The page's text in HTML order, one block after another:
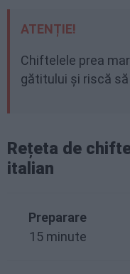
ATENȚIE!
Chiftelele prea
gătitului și riscă
Rețeta de
italian
Preparare
15 minute